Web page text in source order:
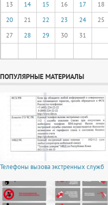
13
14 15 16 17 18
20
21 22 23 24 25
27
28 29 30 31
ПОПУЛЯРНЫЕ МАТЕРИАЛЫ
Телефоны вызова экстренных служб